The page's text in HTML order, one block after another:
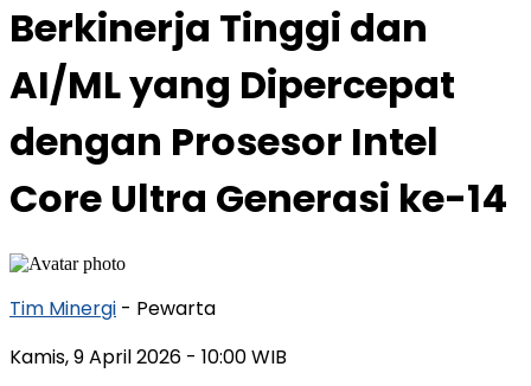
Berkinerja Tinggi dan
AI/ML yang Dipercepat
dengan Prosesor Intel
Core Ultra Generasi ke-14
Tim Minergi - Pewarta
Kamis, 9 April 2026 - 10:00 WIB